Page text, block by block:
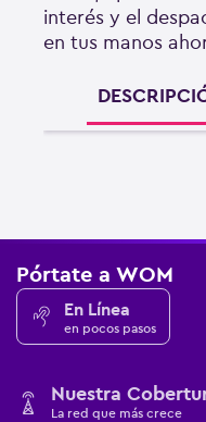
interés y el
en tus manos
Pórtate a WOM
En Línea
en pocos pasos
Nuestra
La red que más crece